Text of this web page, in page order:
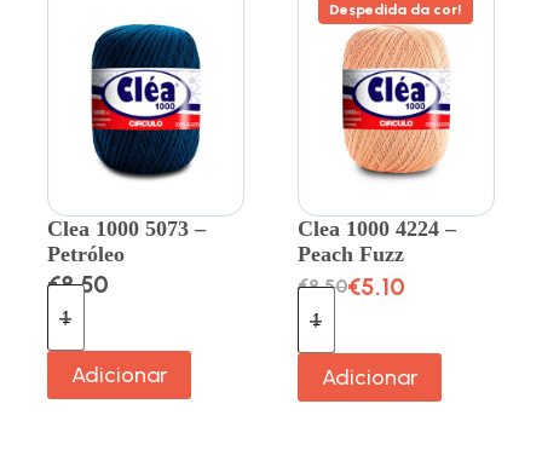
Clea 1000 5073 –
Petróleo
€8.50
Adicionar
Despedida da cor!
Clea 1000 4224 –
Peach Fuzz
€8.50€5.10
Adicionar